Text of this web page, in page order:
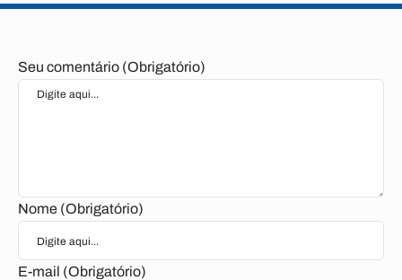
Seu comentário (Obrigatório)
Nome (Obrigatório)
E-mail (Obrigatório)